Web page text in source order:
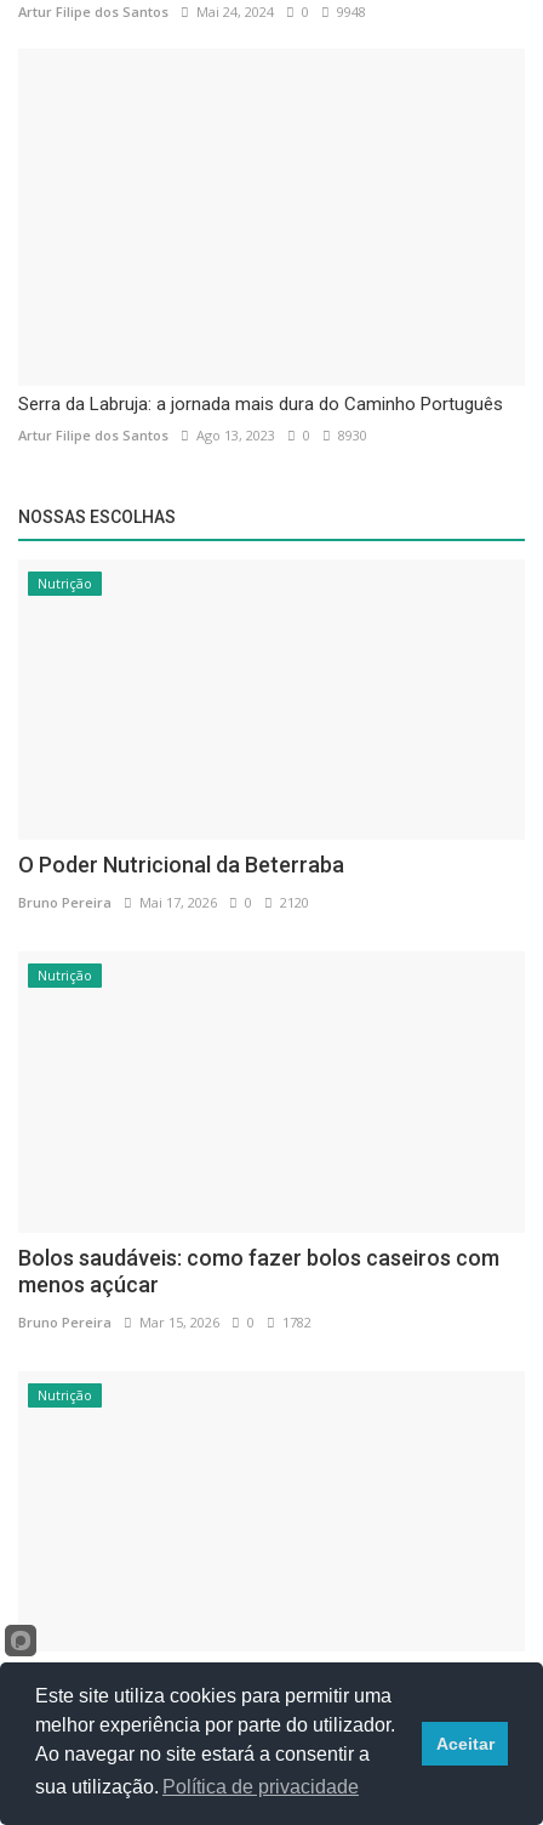
Artur Filipe dos Santos Mai 24, 2024 0 9948
Serra da Labruja: a jornada mais dura do Caminho Português
Artur Filipe dos Santos Ago 13, 2023 0 8930
NOSSAS ESCOLHAS
Nutrição
O Poder Nutricional da Beterraba
Bruno Pereira Mai 17, 2026 0 2120
Nutrição
Bolos saudáveis: como fazer bolos caseiros com
menos açúcar
Bruno Pereira Mar 15, 2026 0 1782
Nutrição
Essencial...
Fev 1, 2026 0
Este site utiliza cookies para permitir uma
melhor experiência por parte do utilizador.
Ao navegar no site estará a consentir a
sua utilização. Política de privacidade
Aceitar